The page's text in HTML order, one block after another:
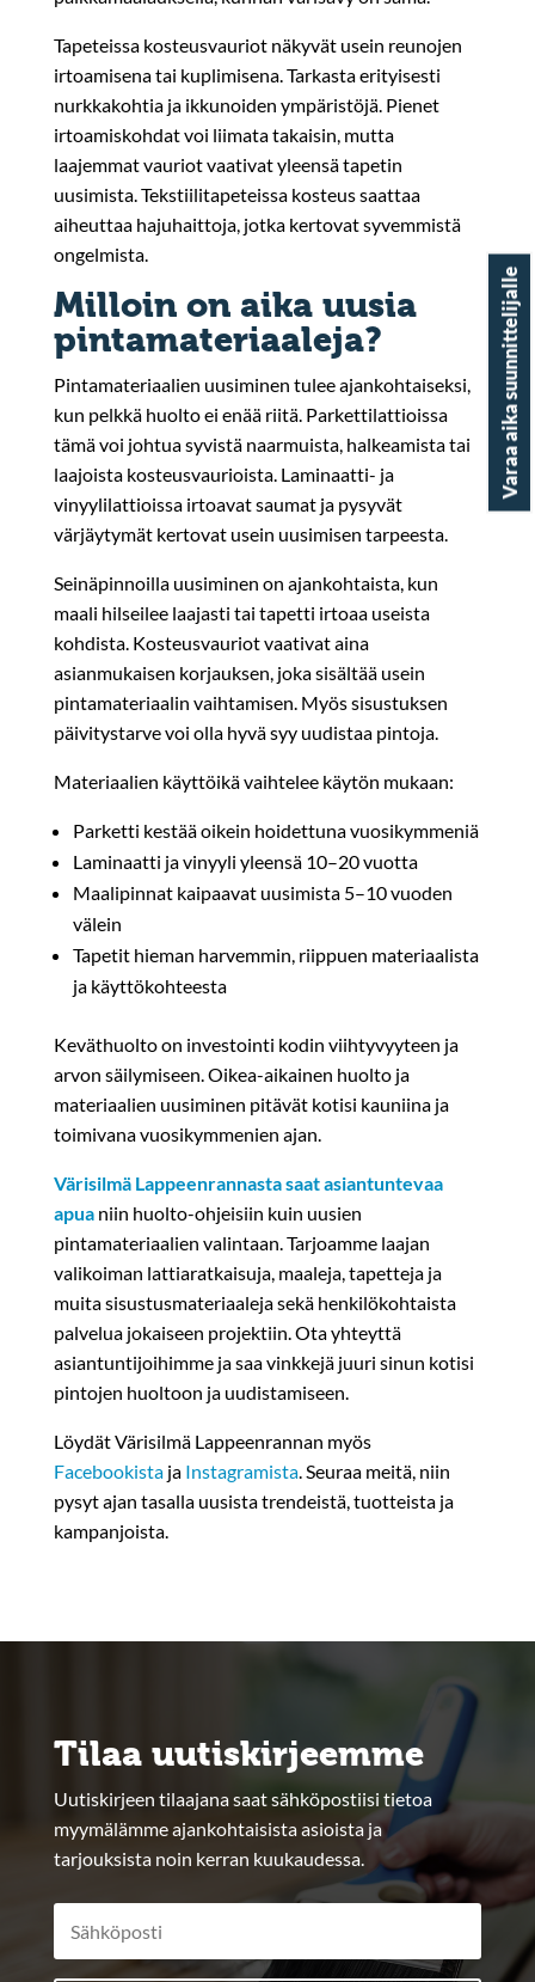
Tapeteissa kosteusvauriot näkyvät usein reunojen
irtoamisena tai kuplimisena. Tarkasta erityisesti
nurkkakohtia ja ikkunoiden ympäristöjä. Pienet
irtoamiskohdat voi liimata takaisin, mutta
laajemmat vauriot vaativat yleensä tapetin
uusimista. Tekstiilitapeteissa kosteus saattaa
aiheuttaa hajuhaittoja, jotka kertovat syvemmistä
ongelmista.
Milloin on aika uusia
pintamateriaaleja?
Pintamateriaalien uusiminen tulee ajankohtaiseksi,
kun pelkkä huolto ei enää riitä. Parkettilattioissa
tämä voi johtua syvistä naarmuista, halkeamista tai
laajoista kosteusvaurioista. Laminaatti- ja
vinyylilattioissa irtoavat saumat ja pysyvät
värjäytymät kertovat usein uusimisen tarpeesta.
Seinäpinnoilla uusiminen on ajankohtaista, kun
maali hilseilee laajasti tai tapetti irtoaa useista
kohdista. Kosteusvauriot vaativat aina
asianmukaisen korjauksen, joka sisältää usein
pintamateriaalin vaihtamisen. Myös sisustuksen
päivitystarve voi olla hyvä syy uudistaa pintoja.
Materiaalien käyttöikä vaihtelee käytön mukaan:
Parketti kestää oikein hoidettuna vuosikymmeniä
Laminaatti ja vinyyli yleensä 10–20 vuotta
Maalipinnat kaipaavat uusimista 5–10 vuoden
välein
Tapetit hieman harvemmin, riippuen materiaalista
ja käyttökohteesta
Keväthuolto on investointi kodin viihtyvyyteen ja
arvon säilymiseen. Oikea-aikainen huolto ja
materiaalien uusiminen pitävät kotisi kauniina ja
toimivana vuosikymmenien ajan.
Värisilmä Lappeenrannasta saat asiantuntevaa
apuaniin huolto-ohjeisiin kuin uusien
pintamateriaalien valintaan. Tarjoamme laajan
valikoiman lattiaratkaisuja, maaleja, tapetteja ja
muita sisustusmateriaaleja sekä henkilökohtaista
palvelua jokaiseen projektiin. Ota yhteyttä
asiantuntijoihimme ja saa vinkkejä juuri sinun kotisi
pintojen huoltoon ja uudistamiseen.
Löydät Värisilmä Lappeenrannan myös
Facebookistaja Instagramista. Seuraa meitä, niin
pysyt ajan tasalla uusista trendeistä, tuotteista ja
kampanjoista.
Tilaa uutiskirjeemme
Uutiskirjeen tilaajana saat sähköpostiisi tietoa
myymälämme ajankohtaisista asioista ja
tarjouksista noin kerran kuukaudessa.
Varaa aika suunnittelijalle